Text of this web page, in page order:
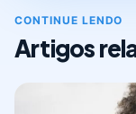
CONTINUE LENDO
Artigos